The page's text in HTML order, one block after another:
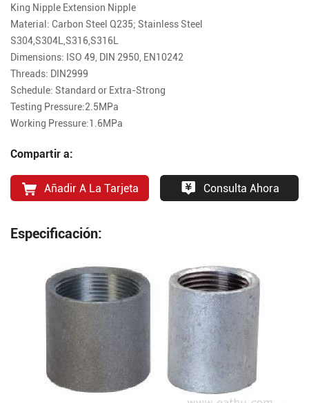
King Nipple Extension Nipple
Material: Carbon Steel Q235; Stainless Steel
S304,S304L,S316,S316L
Dimensions: ISO 49, DIN 2950, EN10242
Threads: DIN2999
Schedule: Standard or Extra-Strong
Testing Pressure:2.5MPa
Working Pressure:1.6MPa
Compartir a:
Añadir A La Tarjeta Consulta Ahora
Especificación: